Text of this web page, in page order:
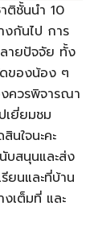
ติชั้นนำ 10
งกันไป การ
ายปัจจัย ทั้ง
ของน้อง ๆ
ควรพิจารณา
เยี่ยมชม
นใจนะคะ
บสนุนและส่ง
ยนและที่บ้าน
เต็มที่ และ